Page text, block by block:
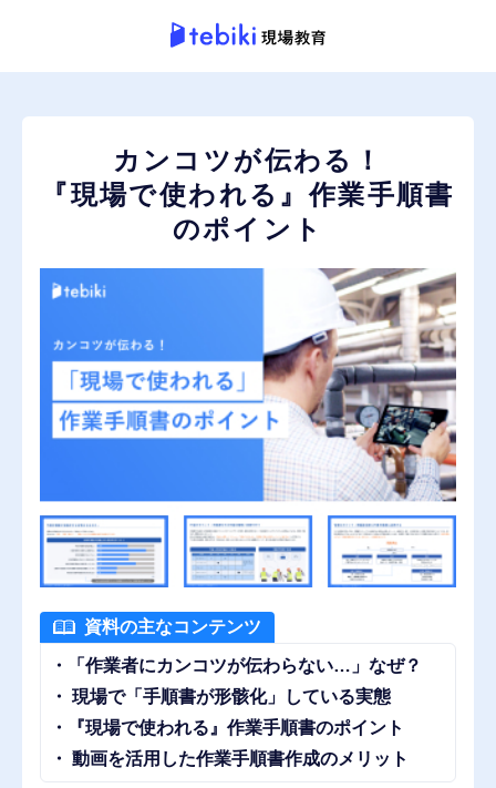
カンコツが伝わる！
『現場で使われる』作業手順書
のポイント
資料の主なコンテンツ
・「作業者にカンコツが伝わらない…」なぜ？
・ 現場で「手順書が形骸化」している実態
・『現場で使われる』作業手順書のポイント
・ 動画を活用した作業手順書作成のメリット